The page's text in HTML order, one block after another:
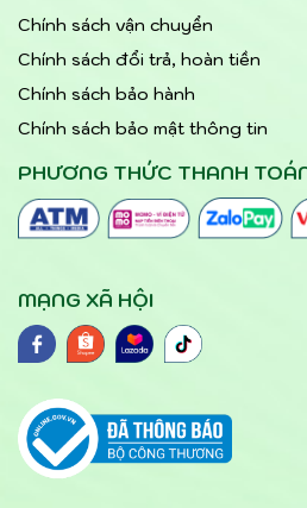
Chính sách vận chuyển
Chính sách đổi trả, hoàn tiền
Chính sách bảo hành
Chính sách bảo mật thông tin
PHƯƠNG THỨC THANH
MẠNG XÃ HỘI